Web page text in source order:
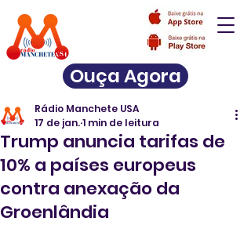
Ouça Agora
Trump anuncia tarifas de
10% a países europeus
contra anexação da
Groenlândia
Rádio Manchete USA
17 de jan.1 min de leitura